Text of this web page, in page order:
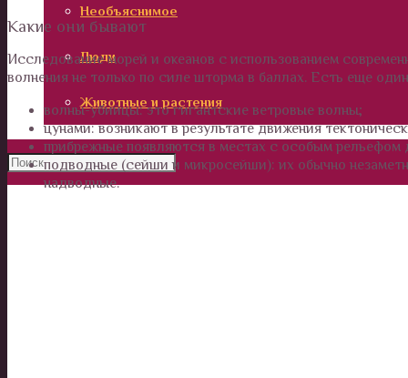
Необъяснимое
Люди
Животные и растения
Какие они бывают
Исследование морей и океанов с использованием
волнения не только по силе шторма в баллах. Есть еще
волны-убийцы: это гигантские ветровые волны;
цунами: возникают в результате движения
прибрежные появляются в местах с особым рельефом
подводные (сейши и микросейши): их обычно
надводные.